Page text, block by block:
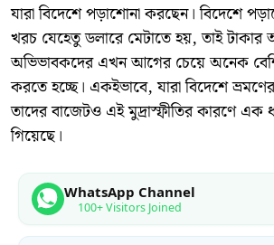
যারা বিদেশে পড়াশোনা করছেন। বিদেশে
খরচ যেহেতু ডলারে মেটাতে হয়, তাই
অভিভাবকদের এখন আগের চেয়ে অনেক
করতে হচ্ছে। একইভাবে, যারা বিদেশে
তাদের বাজেটও এই মুদ্রাস্ফীতির কারণে এক
গিয়েছে।
WhatsApp Channel
100+ Visitors Joined